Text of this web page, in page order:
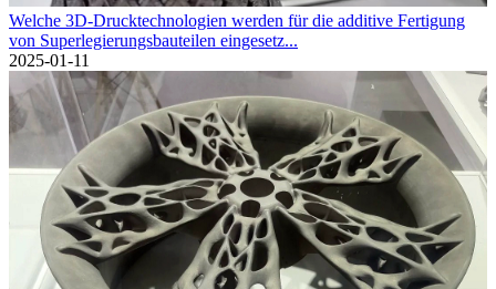
Welche 3D-Drucktechnologien werden für die additive Fertigung
von Superlegierungsbauteilen eingesetz...
2025-01-11